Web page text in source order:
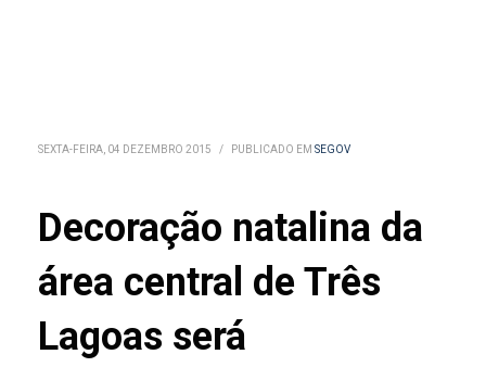
SEXTA-FEIRA, 04 DEZEMBRO 2015 / PUBLICADO EM SEGOV
Decoração natalina da
área central de Três
Lagoas será